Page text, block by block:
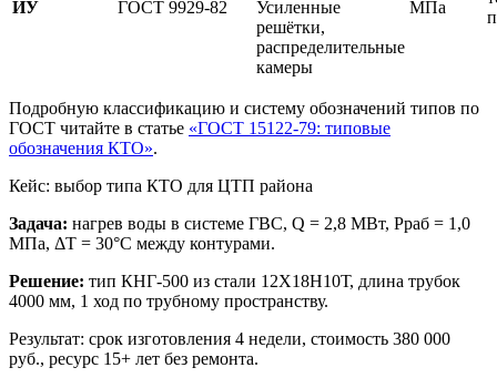
ИУ ГОСТ 9929-82
Усиленные
решётки,
распределительные
камеры
МПа
Подробную классификацию и систему обозначений типов по
ГОСТ читайте в статье «ГОСТ 15122-79: типовые
обозначения КТО».
Кейс: выбор типа КТО для ЦТП района
Задача: нагрев воды в системе ГВС, Q = 2,8 МВт, Рраб = 1,0
МПа, ΔT = 30°C между контурами.
Решение: тип КНГ-500 из стали 12Х18Н10Т, длина трубок
4000 мм, 1 ход по трубному пространству.
Результат: срок изготовления 4 недели, стоимость 380 000
руб., ресурс 15+ лет без ремонта.